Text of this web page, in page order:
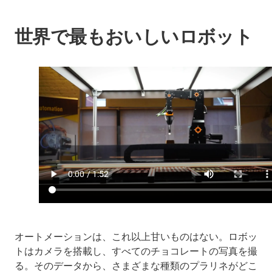
世界で最もおいしいロボット
オートメーションは、これ以上甘いものはない。ロボッ
トはカメラを搭載し、すべてのチョコレートの写真を撮
る。そのデータから、さまざまな種類のプラリネがどこ